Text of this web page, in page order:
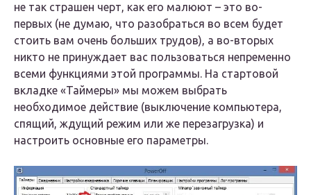
не так страшен черт, как его малюют – это во-
первых (не думаю, что разобраться во всем будет
стоить вам очень больших трудов), а во-вторых
никто не принуждает вас пользоваться непременно
всеми функциями этой программы. На стартовой
вкладке «Таймеры» мы можем выбрать
необходимое действие (выключение компьютера,
спящий, ждущий режим или же перезагрузка) и
настроить основные его параметры.